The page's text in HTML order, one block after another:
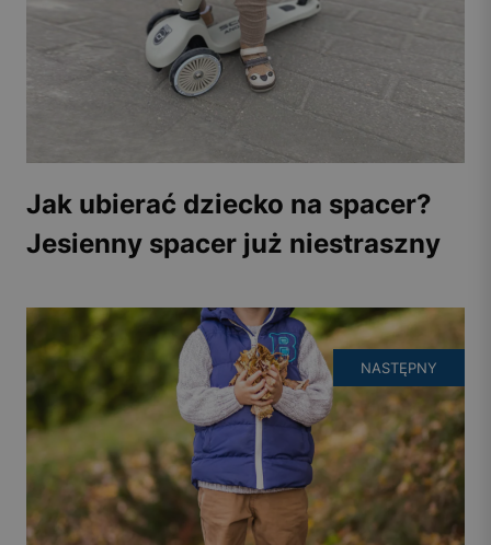
Jak ubierać dziecko na spacer?
Jesienny spacer już niestraszny
NASTĘPNY